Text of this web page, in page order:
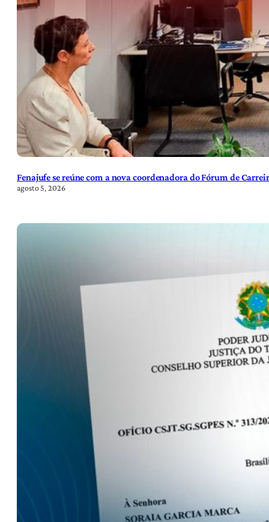
Fenajufe se reúne com a nova coordenadora do Fórum de
agosto 5, 2026